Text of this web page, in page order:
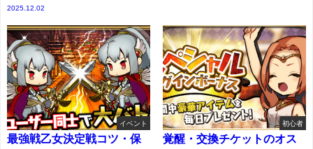
2025.12.02
イベント
最強戦乙女決定戦コツ・保
初心者
覚醒・交換チケットのオス